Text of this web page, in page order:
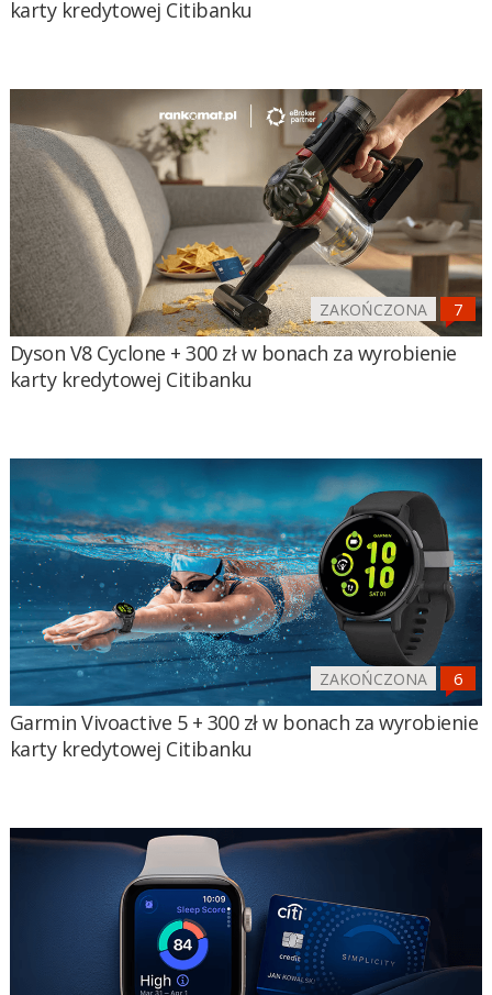
karty kredytowej Citibanku
ZAKOŃCZONA
Dyson V8 Cyclone + 300 zł w bonach za wyrobienie
karty kredytowej Citibanku
ZAKOŃCZONA
Garmin Vivoactive 5 + 300 zł w bonach za wyrobienie
karty kredytowej Citibanku